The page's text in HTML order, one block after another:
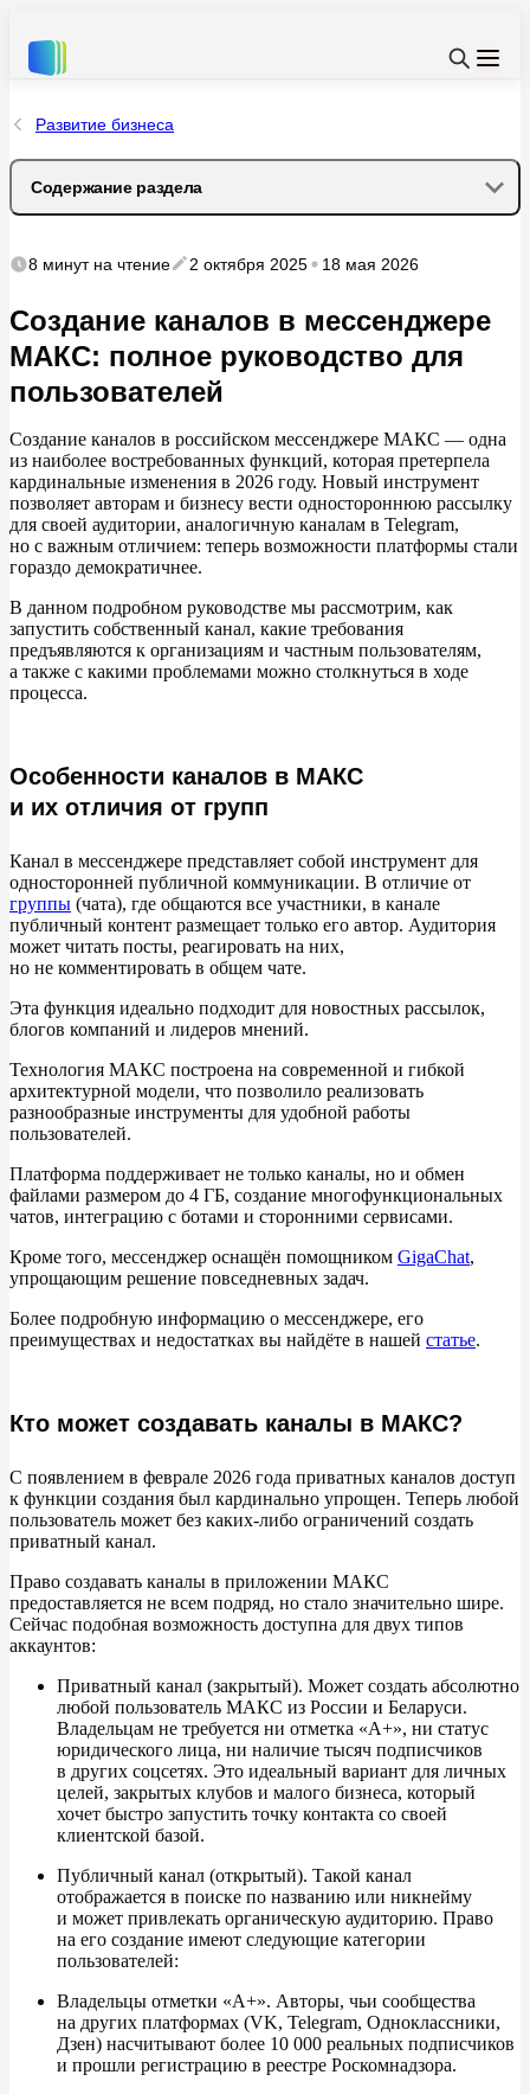
Развитие бизнеса
Содержание раздела
Особенности каналов в МАКС и их отличия от групп
Кто может создавать каналы в МАКС?
Что такое отметка «А+»?
Подробная инструкция по созданию канала в МАКС
Часть 1: Создание приватного канала (доступно всем)
Шаг 1. Начало создания.
Шаг 2. Выбор типа.
Шаг 3. Оформление.
Часть 2: Создание публичного канала (для владельцев
отметки «А+» или бизнеса)
Шаг 1. Подача заявки через чат-бота
Шаг 2. Ожидание результатов модерации
Шаг 3. Непосредственный запуск и настройка канала
Возможные трудности при создании канала
Что делать, если заявку на создание канала в МАКС
не одобрили?
Заключение
8 минутна чтение 2 октября 2025 18 мая 2026
Создание каналов в мессенджере
МАКС: полное руководство для
пользователей
Создание каналов в российском мессенджере МАКС — одна
из наиболее востребованных функций, которая претерпела
кардинальные изменения в 2026 году. Новый инструмент
позволяет авторам и бизнесу вести одностороннюю рассылку
для своей аудитории, аналогичную каналам в Telegram,
но с важным отличием: теперь возможности платформы стали
гораздо демократичнее.
В данном подробном руководстве мы рассмотрим, как
запустить собственный канал, какие требования
предъявляются к организациям и частным пользователям,
а также с какими проблемами можно столкнуться в ходе
процесса.
Особенности каналов в МАКС
и их отличия от групп
Канал в мессенджере представляет собой инструмент для
односторонней публичной коммуникации. В отличие от
группы (чата), где общаются все участники, в канале
публичный контент размещает только его автор. Аудитория
может читать посты, реагировать на них,
но не комментировать в общем чате.
Эта функция идеально подходит для новостных рассылок,
блогов компаний и лидеров мнений.
Технология МАКС построена на современной и гибкой
архитектурной модели, что позволило реализовать
разнообразные инструменты для удобной работы
пользователей.
Платформа поддерживает не только каналы, но и обмен
файлами размером до 4 ГБ, создание многофункциональных
чатов, интеграцию с ботами и сторонними сервисами.
Кроме того, мессенджер оснащён помощником GigaChat,
упрощающим решение повседневных задач.
Более подробную информацию о мессенджере, его
преимуществах и недостатках вы найдёте в нашей статье.
Кто может создавать каналы в МАКС?
С появлением в феврале 2026 года приватных каналов доступ
к функции создания был кардинально упрощен. Теперь любой
пользователь может без каких-либо ограничений создать
приватный канал.
Право создавать каналы в приложении МАКС
предоставляется не всем подряд, но сталo значительно шире.
Сейчас подобная возможность доступна для двух типов
аккаунтов:
Приватный канал (закрытый). Может создать абсолютно
любой пользователь МАКС из России и Беларуси.
Владельцам не требуется ни отметка «А+», ни статус
юридического лица, ни наличие тысяч подписчиков
в других соцсетях. Это идеальный вариант для личных
целей, закрытых клубов и малого бизнеса, который
хочет быстро запустить точку контакта со своей
клиентской базой.
Публичный канал (открытый). Такой канал
отображается в поиске по названию или никнейму
и может привлекать органическую аудиторию. Право
на его создание имеют следующие категории
пользователей:
Владельцы отметки «А+». Авторы, чьи сообщества
на других платформах (VK, Telegram, Одноклассники,
Дзен) насчитывают более 10 000 реальных подписчиков
и прошли регистрацию в реестре Роскомнадзора.